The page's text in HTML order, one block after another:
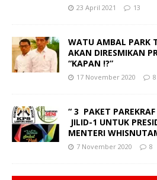
23 April 2021 13
WATU AMBAL PARK
AKAN DIRESMIKAN
“KAPAN !?”
17 November 2020 8
“ 3 PAKET
JILID-1 UNTUK
MENTERI
7 November 2020 8